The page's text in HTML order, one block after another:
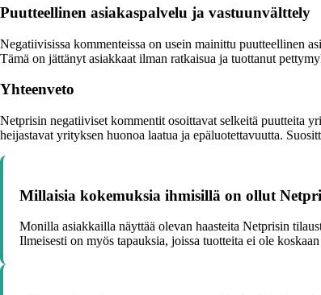
Puutteellinen asiakaspalvelu ja vastuunvälttely
Negatiivisissa kommenteissa on usein mainittu puutteellinen
Tämä on jättänyt asiakkaat ilman ratkaisua ja tuottanut
Yhteenveto
Netprisin negatiiviset kommentit osoittavat selkeitä puutteita
heijastavat yrityksen huonoa laatua ja epäluotettavuutta.
Millaisia kokemuksia ihmisillä on ollut
Monilla asiakkailla näyttää olevan haasteita Netprisin
Ilmeisesti on myös tapauksia, joissa tuotteita ei ole